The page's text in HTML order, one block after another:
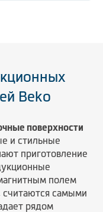
Beko
поверхности
и стильные
приготовление
полем
считаются самыми
рядом